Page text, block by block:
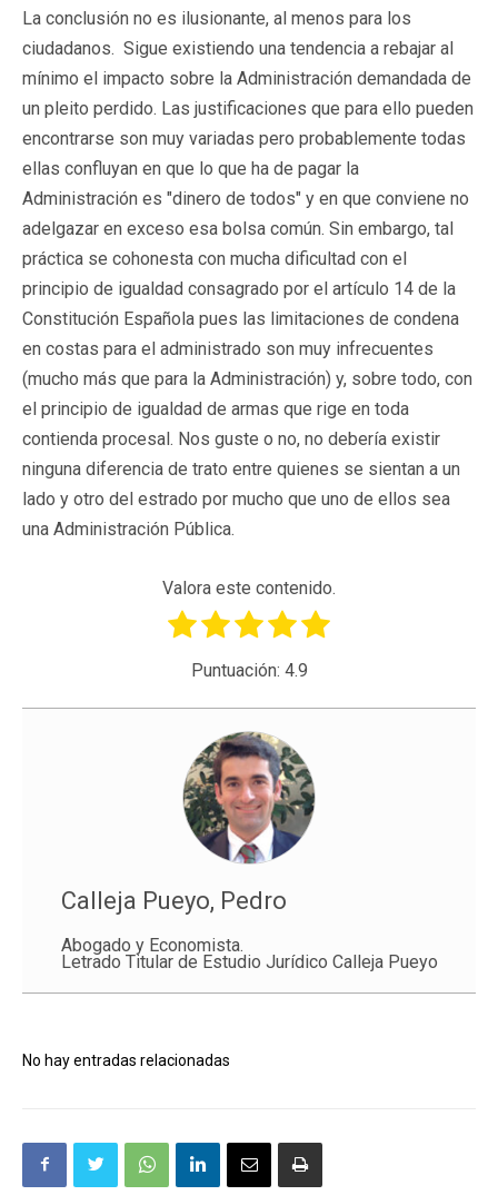
La conclusión no es ilusionante, al menos para los
ciudadanos. Sigue existiendo una tendencia a rebajar al
mínimo el impacto sobre la Administración demandada de
un pleito perdido. Las justificaciones que para ello pueden
encontrarse son muy variadas pero probablemente todas
ellas confluyan en que lo que ha de pagar la
Administración es "dinero de todos" y en que conviene no
adelgazar en exceso esa bolsa común. Sin embargo, tal
práctica se cohonesta con mucha dificultad con el
principio de igualdad consagrado por el artículo 14 de la
Constitución Española pues las limitaciones de condena
en costas para el administrado son muy infrecuentes
(mucho más que para la Administración) y, sobre todo, con
el principio de igualdad de armas que rige en toda
contienda procesal. Nos guste o no, no debería existir
ninguna diferencia de trato entre quienes se sientan a un
lado y otro del estrado por mucho que uno de ellos sea
una Administración Pública.
Valora este contenido.
Puntuación: 4.9
Calleja Pueyo, Pedro
Abogado y Economista.
Letrado Titular de Estudio Jurídico Calleja Pueyo
No hay entradas relacionadas